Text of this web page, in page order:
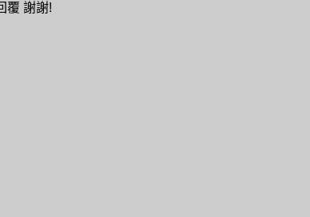
覆 謝謝!